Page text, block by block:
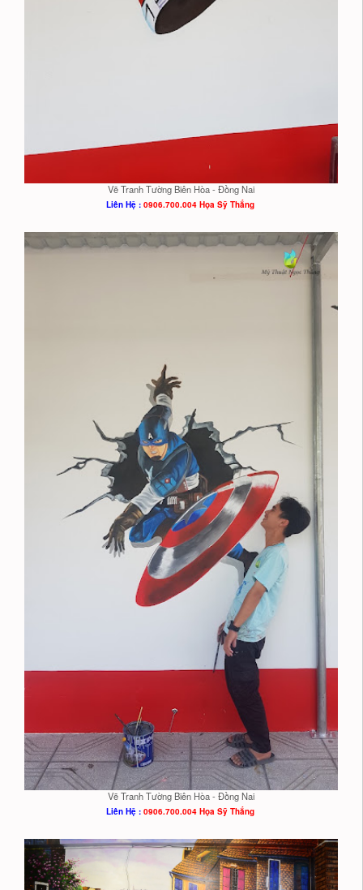
Vẽ Tranh Tường Biên Hòa - Đồng Nai
Liên Hệ : 0906.700.004 Họa Sỹ Thắng
Vẽ Tranh Tường Biên Hòa - Đồng Nai
Liên Hệ : 0906.700.004 Họa Sỹ Thắng